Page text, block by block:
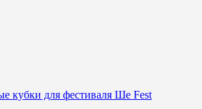
кубки для фестиваля Ше Fest